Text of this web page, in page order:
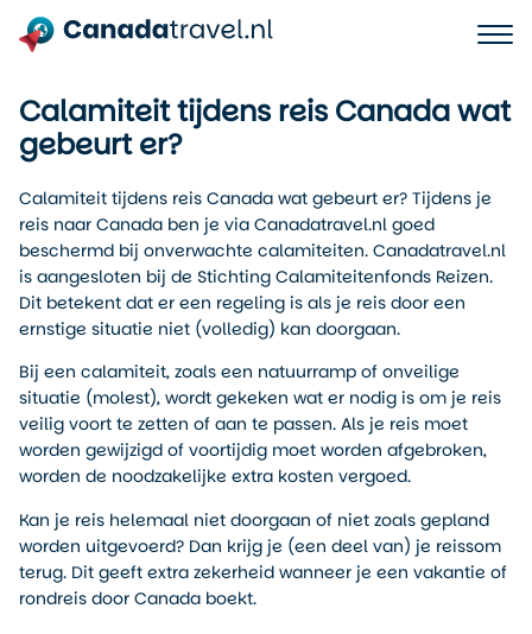
Calamiteit tijdens reis Canada wat
gebeurt er?
Calamiteit tijdens reis Canada wat gebeurt er? Tijdens je
reis naar Canada ben je via Canadatravel.nl goed
beschermd bij onverwachte calamiteiten. Canadatravel.nl
is aangesloten bij de Stichting Calamiteitenfonds Reizen.
Dit betekent dat er een regeling is als je reis door een
ernstige situatie niet (volledig) kan doorgaan.
Bij een calamiteit, zoals een natuurramp of onveilige
situatie (molest), wordt gekeken wat er nodig is om je reis
veilig voort te zetten of aan te passen. Als je reis moet
worden gewijzigd of voortijdig moet worden afgebroken,
worden de noodzakelijke extra kosten vergoed.
Kan je reis helemaal niet doorgaan of niet zoals gepland
worden uitgevoerd? Dan krijg je (een deel van) je reissom
terug. Dit geeft extra zekerheid wanneer je een vakantie of
rondreis door Canada boekt.